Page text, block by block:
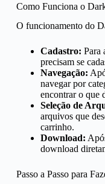
Como Funciona o
O funcionamento do
Cadastro: Para
precisam se
Navegação:
navegar por
encontrar o que
Seleção de
arquivos que
carrinho.
Download:
download
Passo a Passo para